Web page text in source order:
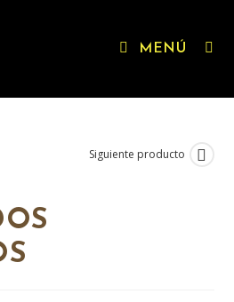
MENÚ
Siguiente producto